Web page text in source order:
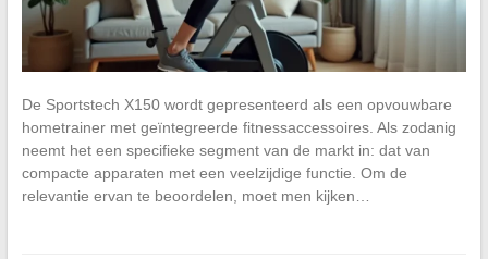
De Sportstech X150 wordt gepresenteerd als een opvouwbare
hometrainer met geïntegreerde fitnessaccessoires. Als zodanig
neemt het een specifieke segment van de markt in: dat van
compacte apparaten met een veelzijdige functie. Om de
relevantie ervan te beoordelen, moet men kijken…